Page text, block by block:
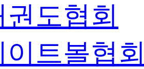
권도협회
이트볼협